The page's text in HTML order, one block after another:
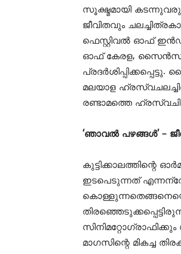
സൂക്ഷ്മമായി
ജീവിതവും
ഫെസ്റ്റിവൽ ഓഫ്
ഓഫ് കേരള, സൈൻസ്
മലയാള
രണ്ടാമത്തെ
‘ഞാവൽ പഴങ്ങൾ’ –
കുട്ടിക്കാലത്തിന്റെ
ഇടപെടുന്നത്
മാഗസിന്റെ മികച്ച